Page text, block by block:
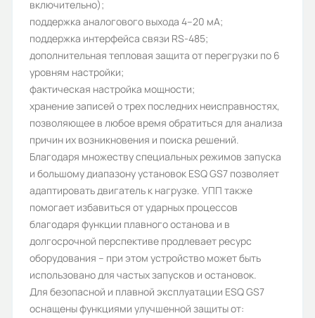
1
Срок службы, лет:
10
Вес (кг):
35
Габариты (ШхВхГ, м):
0.33x0.25x0.53
включительно);
поддержка аналогового выхода 4–20 мА;
поддержка интерфейса связи RS-485;
дополнительная тепловая защита от перегрузки по 6
уровням настройки;
фактическая настройка мощности;
хранение записей о трех последних неисправностях,
позволяющее в любое время обратиться для анализа
причин их возникновения и поиска решений.
Благодаря множеству специальных режимов запуска
и большому диапазону установок ESQ GS7 позволяет
адаптировать двигатель к нагрузке. УПП также
помогает избавиться от ударных процессов
благодаря функции плавного останова и в
долгосрочной перспективе продлевает ресурс
оборудования – при этом устройство может быть
использовано для частых запусков и остановок.
Для безопасной и плавной эксплуатации ESQ GS7
оснащены функциями улучшенной защиты от: